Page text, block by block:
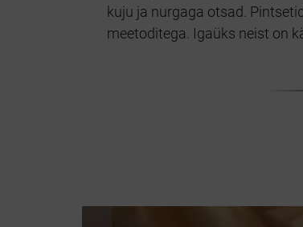
kuju ja nurgaga otsad.
meetoditega. Igaüks neist on